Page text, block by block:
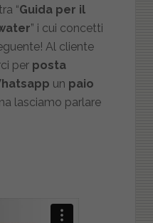
“Guida per il
” i cui concetti
Al cliente
per posta
un paio
lasciamo parlare